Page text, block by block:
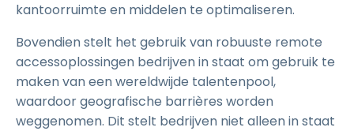
kantoorruimte en middelen te optimaliseren.
Bovendien stelt het gebruik van robuuste remote
accessoplossingen bedrijven in staat om gebruik te
maken van een wereldwijde talentenpool,
waardoor geografische barrières worden
weggenomen. Dit stelt bedrijven niet alleen in staat